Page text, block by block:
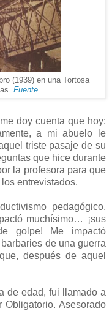
(1939) en una Tortosa
Fuente
doy cuenta que hoy:
a mi abuelo le
triste pasaje de su
que hice durante
la profesora para que
entrevistados.
pedagógico,
muchísimo… ¡sus
golpe! Me impactó
de una guerra
después de aquel
de edad, fui llamado a
Asesorado